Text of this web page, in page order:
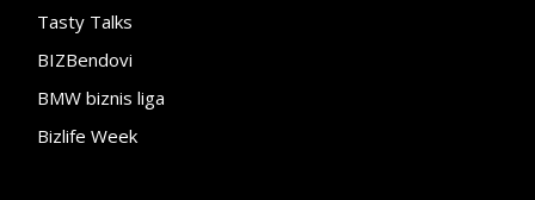
Tasty Talks
BIZBendovi
BMW biznis liga
Bizlife Week